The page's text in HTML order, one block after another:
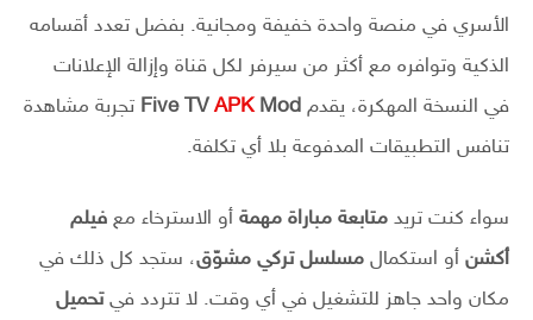
الأسري في منصة واحدة خفيفة ومجانية. بفضل تعدد أقسامه
الذكية وتوافره مع أكثر من سيرفر لكل قناة وإزالة الإعلانات
في النسخة المهكرة، يقدم
Five TV APKMod
تجربة مشاهدة
تنافس التطبيقات المدفوعة بلا أي تكلفة.
سواء كنت تريد متابعة مباراة مهمة أو الاسترخاء مع فيلم
أكشن أو استكمال مسلسل تركي مشوّق، ستجد كل ذلك في
مكان واحد جاهز للتشغيل في أي وقت. لا تتردد فيتحميل